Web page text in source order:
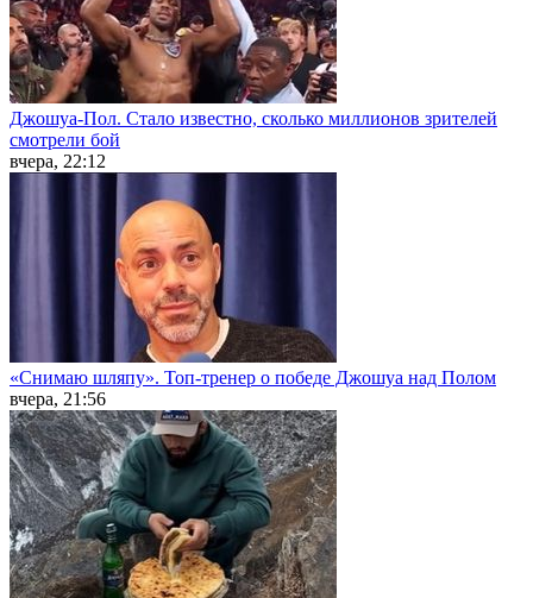
Джошуа-Пол. Стало известно, сколько миллионов зрителей
смотрели бой
вчера, 22:12
«Снимаю шляпу». Топ-тренер о победе Джошуа над Полом
вчера, 21:56